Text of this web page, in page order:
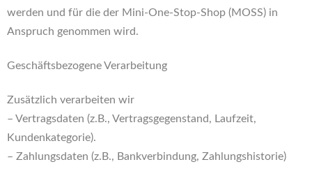
werden und für die der Mini-One-Stop-Shop (MOSS) in
Anspruch genommen wird.
Geschäftsbezogene Verarbeitung
Zusätzlich verarbeiten wir
– Vertragsdaten (z.B., Vertragsgegenstand, Laufzeit,
Kundenkategorie).
– Zahlungsdaten (z.B., Bankverbindung, Zahlungshistorie)